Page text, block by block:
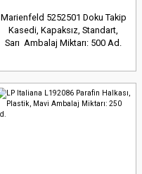
Marienfeld 5252501 Doku Takip
Kasedi, Kapaksız, Standart,
Sarı Ambalaj Miktarı: 500 Ad.